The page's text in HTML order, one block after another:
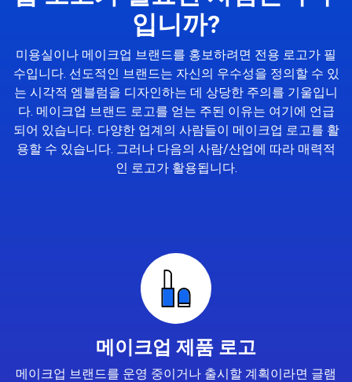
입니까?
미용실이나 메이크업 브랜드를 홍보하려면 전용 로고가 필
수입니다. 선도적인 브랜드는 자신의 우수성을 정의할 수 있
는 시각적 엠블럼을 디자인하는 데 상당한 주의를 기울입니
다. 메이크업 브랜드 로고를 얻는 주된 이유는 여기에 언급
되어 있습니다. 다양한 업계의 사람들이 메이크업 로고를 활
용할 수 있습니다. 그러나 다음의 사람/산업에 따라 매력적
인 로고가 활용됩니다.
메이크업 제품 로고
메이크업 브랜드를 운영 중이거나 출시할 계획이라면 글램